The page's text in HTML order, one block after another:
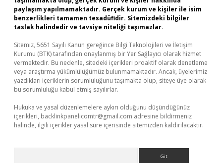
paylaşım yapılmamaktadır. Gerçek kurum ve kişiler ile isim
benzerlikleri tamamen tesadüfidir. Sitemizdeki bilgiler
taslak halindedir ve tavsiye niteliği taşımazlar.
Sitemiz, 5651 Sayılı Kanun gereğince Bilgi Teknolojileri ve İletişim
Kurumu (BTK) tarafından onaylanmış bir Yer Sağlayıcı olarak hizmet
vermektedir. Bu nedenle, sitedeki içerikleri proaktif olarak denetleme
veya araştırma yükümlülüğümüz bulunmamaktadır. Ancak, üyelerimiz
yazdıkları içeriklerin sorumluluğunu taşımakta olup, siteye üye olarak
bu sorumluluğu kabul etmiş sayılırlar.
Hukuka ve yasal düzenlemelere aykırı olduğunu düşündüğünüz
içerikleri, backlinkpanelicomtr@gmail.com adresine bildirmeniz
halinde, ilgili içerikler yasal süre içerisinde sitemizden kaldırılacaktır.